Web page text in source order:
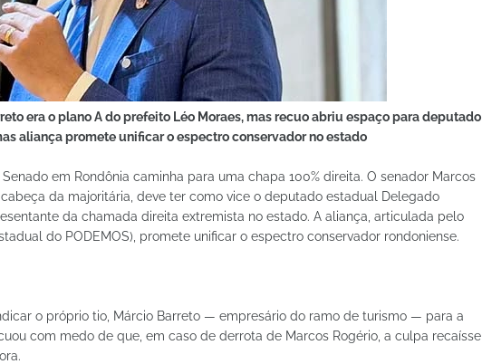
era o plano A do prefeito Léo Moraes, mas recuo abriu espaço para deputado
aliança promete unificar o espectro conservador no estado
em Rondônia caminha para uma chapa 100% direita. O senador Marcos
da majoritária, deve ter como vice o deputado estadual Delegado
da chamada direita extremista no estado. A aliança, articulada pelo
do PODEMOS), promete unificar o espectro conservador rondoniense.
o próprio tio, Márcio Barreto — empresário do ramo de turismo — para a
com medo de que, em caso de derrota de Marcos Rogério, a culpa recaísse